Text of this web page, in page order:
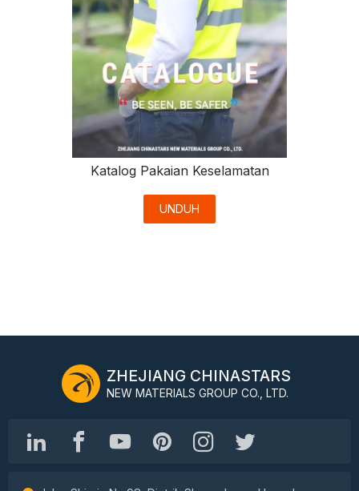
Katalog Pakaian Keselamatan
UNDUH
ZHEJIANG CHINASTARS
NEW MATERIALS GROUP CO., LTD.